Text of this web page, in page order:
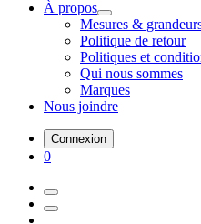
À propos
Mesures &
Politique de retour
Politiques et
Qui nous sommes
Marques
Nous joindre
Connexion
0